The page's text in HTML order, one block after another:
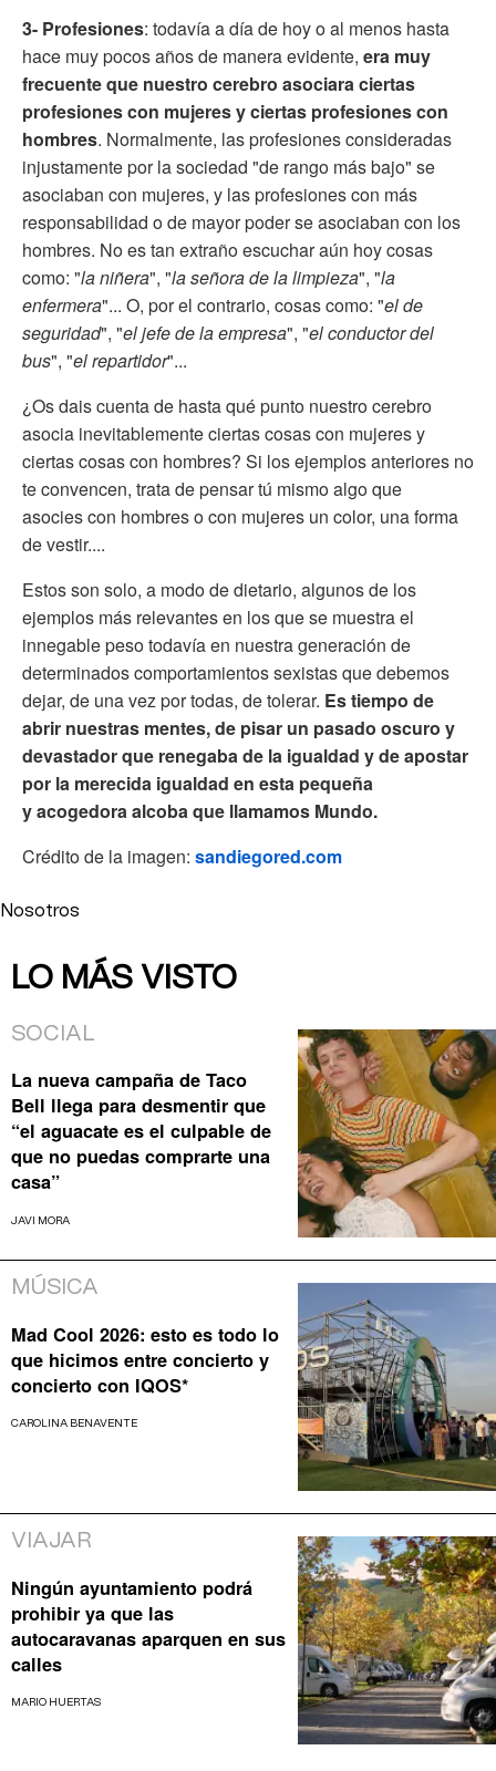
3- Profesiones: todavía a día de hoy o al menos hasta
hace muy pocos años de manera evidente, era muy
frecuente que nuestro cerebro asociara ciertas
profesiones con mujeres y ciertas profesiones con
hombres. Normalmente, las profesiones consideradas
injustamente por la sociedad "de rango más bajo" se
asociaban con mujeres, y las profesiones con más
responsabilidad o de mayor poder se asociaban con los
hombres. No es tan extraño escuchar aún hoy cosas
como: "la niñera", "la señora de la limpieza", "la
enfermera"... O, por el contrario, cosas como: "el de
seguridad", "el jefe de la empresa", "el conductor del
bus", "el repartidor"...
¿Os dais cuenta de hasta qué punto nuestro cerebro
asocia inevitablemente ciertas cosas con mujeres y
ciertas cosas con hombres? Si los ejemplos anteriores no
te convencen, trata de pensar tú mismo algo que
asocies con hombres o con mujeres un color, una forma
de vestir....
Estos son solo, a modo de dietario, algunos de los
ejemplos más relevantes en los que se muestra el
innegable peso todavía en nuestra generación de
determinados comportamientos sexistas que debemos
dejar, de una vez por todas, de tolerar. Es tiempo de
abrir nuestras mentes, de pisar un pasado oscuro y
devastador que renegaba de la igualdad y de apostar
por la merecida igualdad en esta pequeña
y acogedora alcoba que llamamos Mundo.
Crédito de la imagen: sandiegored.com
Nosotros
LO MÁS VISTO
SOCIAL
La nueva campaña de Taco
Bell llega para desmentir que
“el aguacate es el culpable de
que no puedas comprarte una
casa”
JAVI MORA
MÚSICA
Mad Cool 2026: esto es todo lo
que hicimos entre concierto y
concierto con IQOS*
CAROLINA BENAVENTE
VIAJAR
Ningún ayuntamiento podrá
prohibir ya que las
autocaravanas aparquen en sus
calles
MARIO HUERTAS